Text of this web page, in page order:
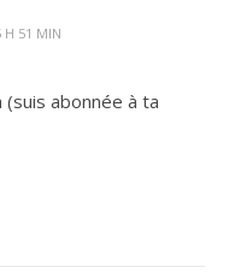
H 51 MIN
(suis abonnée à ta